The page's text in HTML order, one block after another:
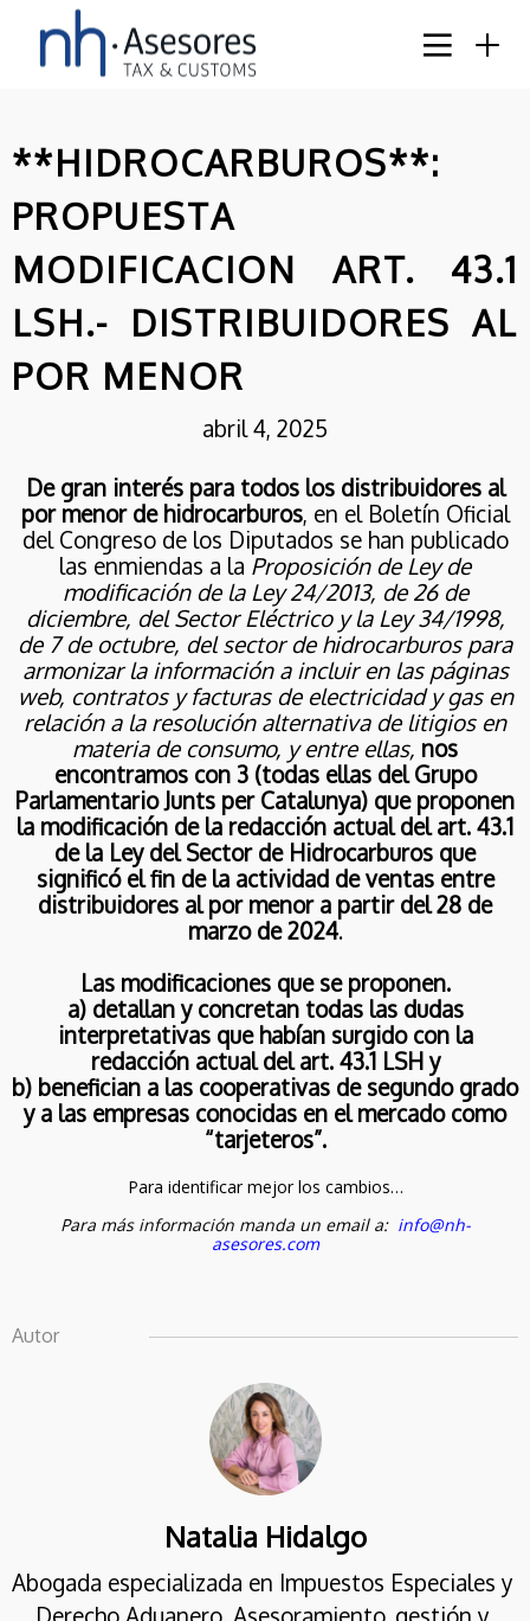
ACTUALIZADO EL
ESTANDARIZADAS DE
EFICIENCIA ENERGÉTICA
CON NUEVAS
ACTUACIONES EN EL
ÁMBITO RESIDENCIAL
6
MAYO
2026
SOLICITUD DE AYUDAS
DIRECTAS PARA TITULARES
DE VEHÍCULOS NO
BENEFICIARIOS DEL
GASÓLEO PROFESIONAL.
11
FEBRERO
2026
**DEVOLUCION TRAMO
AUTONÓMICO IIEE**:
NOVEDADES JUDICIALES
MUY INTERESANTES.
REFUERZO PARA LOS
CONSUMIDORES
FINALES Y NUEVAS
OPCIONES DE
DEVOLUCIÓN.
7
FEBRERO
2026
CONSULTA PÚBLICA
PREVIA PARA MODIFICAR
EL SISTEMA DE
AHORRO ENERGÉTICO
5
FEBRERO
2026
MODIFICACIÓN DEL
MODELO 587 DEL
IMPUESTO SOBRE LOS
GASES FLUORADOS
**HIDROCARBUROS**:
PROPUESTA
MODIFICACION ART. 43.1
LSH.- DISTRIBUIDORES AL
POR MENOR
abril 4, 2025
De gran interés para todos los distribuidores al
por menor de hidrocarburos, en el Boletín Oficial
del Congreso de los Diputados se han publicado
las enmiendas a la Proposición de Ley de
modificación de la Ley 24/2013, de 26 de
diciembre, del Sector Eléctrico y la Ley 34/1998,
de 7 de octubre, del sector de hidrocarburos para
armonizar la información a incluir en las páginas
web, contratos y facturas de electricidad y gas en
relación a la resolución alternativa de litigios en
materia de consumo, y entre ellas, nos
encontramos con 3 (todas ellas del Grupo
Parlamentario Junts per Catalunya) que proponen
la modificación de la redacción actual del art. 43.1
de la Ley del Sector de Hidrocarburos que
significó el fin de la actividad de ventas entre
distribuidores al por menor a partir del 28 de
marzo de 2024.
Las modificaciones que se proponen.
a) detallan y concretan todas las dudas
interpretativas que habían surgido con la
redacción actual del art. 43.1 LSH y
b) benefician a las cooperativas de segundo grado
y a las empresas conocidas en el mercado como
“tarjeteros”.
Para identificar mejor los cambios…
Para más información manda un email a: info@nh-
asesores.com
Autor
Natalia Hidalgo
Abogada especializada en Impuestos Especiales y
Derecho Aduanero. Asesoramiento, gestión y